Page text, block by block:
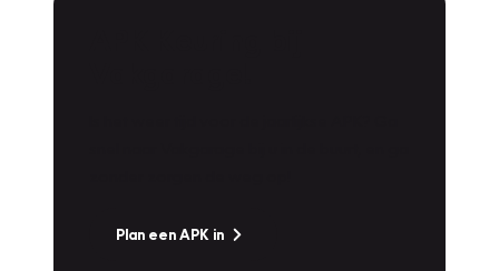
Plan een APK in